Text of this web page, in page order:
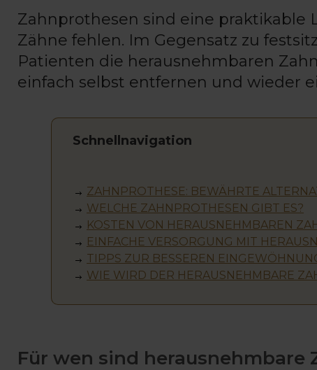
Zahnprothesen sind eine praktikable
Zähne fehlen. Im Gegensatz zu
Patienten die herausnehmbaren
einfach selbst entfernen und wieder
Schnellnavigation
ZAHNPROTHESE: BEWÄHRTE
WELCHE ZAHNPROTHESEN GIBT ES?
KOSTEN VON HERAUSNEHMBAREN
EINFACHE VERSORGUNG MIT
TIPPS ZUR BESSEREN
WIE WIRD DER HERAUSNEHMBARE
Für wen sind herausnehmbare